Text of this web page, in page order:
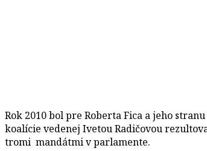
Rok 2010 bol pre Roberta Fica a jeho
koalície vedenej Ivetou Radičovou
tromi mandátmi v parlamente.